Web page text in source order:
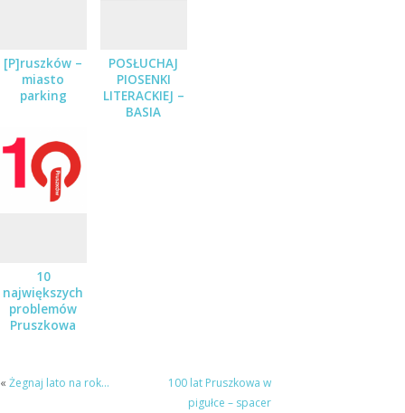
[P]ruszków –
miasto
parking
POSŁUCHAJ
PIOSENKI
LITERACKIEJ –
BASIA
10
największych
problemów
Pruszkowa
« Żegnaj lato na rok…
100 lat Pruszkowa w
pigułce – spacer